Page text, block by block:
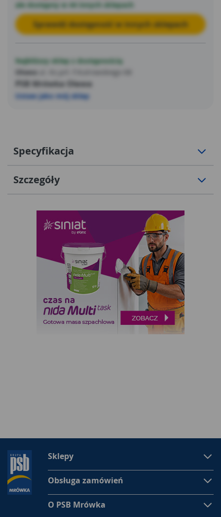
ale dostępny w 44 innych sklepach
Sprawdź dostępność w innych sklepach
Najbliższy sklep z dostępnością
Oława
PSB Mrówka Oława
Ustaw jako mój sklep
Specyfikacja
Szczegóły
Sklepy
Obsługa zamówień
O PSB Mrówka